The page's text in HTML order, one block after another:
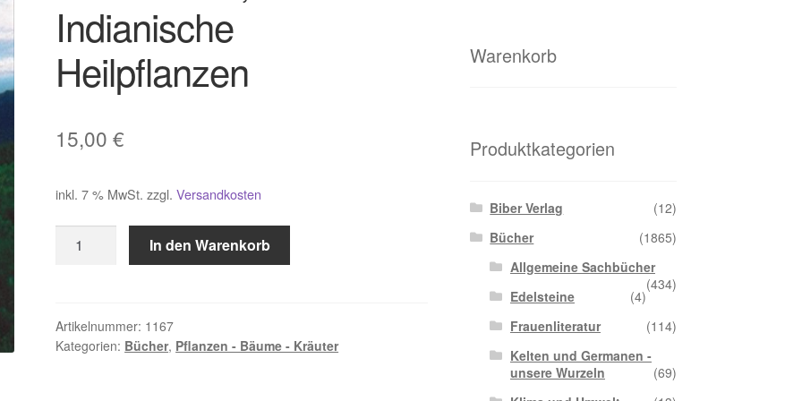
Indianische
Heilpflanzen
15,00€
inkl. 7 % MwSt. zzgl.Versandkosten
Paturi
Heilpflanzen
Menge
In den Warenkorb
Artikelnummer: 1167
Kategorien: Bücher, Pflanzen - Bäume - Kräuter
Warenkorb
Produktkategorien
Biber Verlag
(12)
Bücher
(1865)
Allgemeine Sachbücher
(434)
Edelsteine
(4)
Frauenliteratur
(114)
Kelten und Germanen -
unsere Wurzeln
(69)